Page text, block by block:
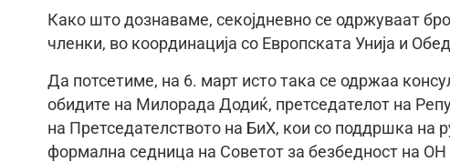
Како што дознаваме, секојдневно се одржуваат
членки, во координација со Европската Унија и
Да потсетиме, на 6. март исто така се одржаа
обидите на Милорада Додиќ, претседателот на
на Претседателството на БиХ, кои со поддршка на
формална седница на Советот за безбедност на ОН